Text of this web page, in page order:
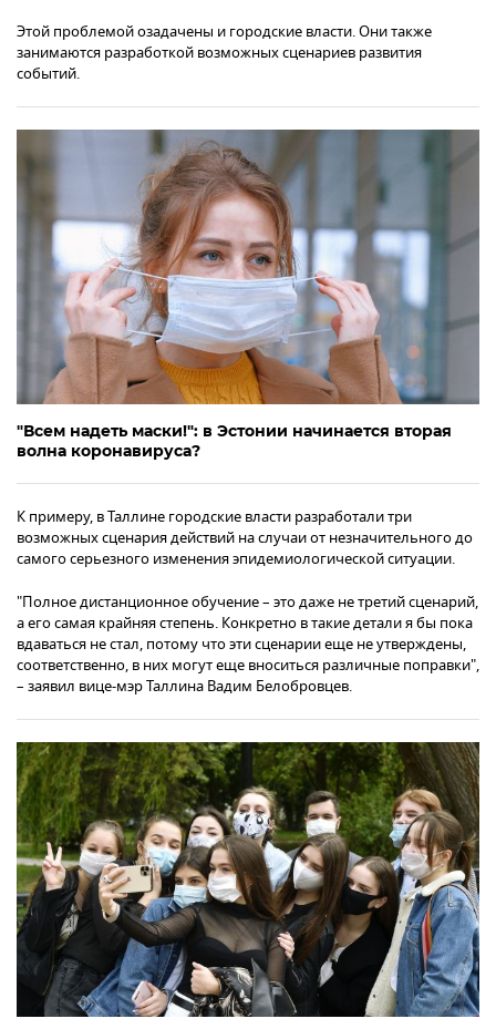
Этой проблемой озадачены и городские власти. Они также
занимаются разработкой возможных сценариев развития
событий.
"Всем надеть маски!": в Эстонии начинается вторая
волна коронавируса?
К примеру, в Таллине городские власти разработали три
возможных сценария действий на случаи от незначительного до
самого серьезного изменения эпидемиологической ситуации.
"Полное дистанционное обучение – это даже не третий сценарий,
а его самая крайняя степень. Конкретно в такие детали я бы пока
вдаваться не стал, потому что эти сценарии еще не утверждены,
соответственно, в них могут еще вноситься различные поправки",
– заявил вице-мэр Таллина Вадим Белобровцев.